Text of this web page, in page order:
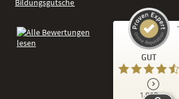
Bildungsgutschein
GUT
1.918
Kundenbewertungen und Erfahrungen zu
DeLSt - Deutsches eLearning Studieninstitut